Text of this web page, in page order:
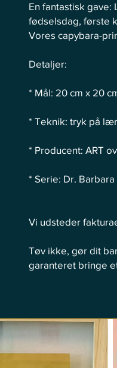
En fantastisk
fødselsdag, første
Vores capybara-
Detaljer:
* Mål: 20 cm x 20
* Teknik: tryk på
* Producent: ART
* Serie: Dr.
Vi udsteder
Tøv ikke, gør dit
garanteret bringe